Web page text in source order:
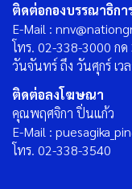
ติดต่อกองบรรณาธิกา
E-Mail :
โทร. 02-338-3000 กด
วันจันทร์ ถึง วันศุกร์ เว
ติดต่อลงโฆษณา
คุณพฤศจิกา ปิ่นแก้ว
E-Mail :
โทร. 02-338-3540